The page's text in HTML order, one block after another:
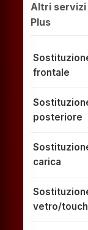
Altri servizi
Plus
frontale
posteriore
carica
vetro/